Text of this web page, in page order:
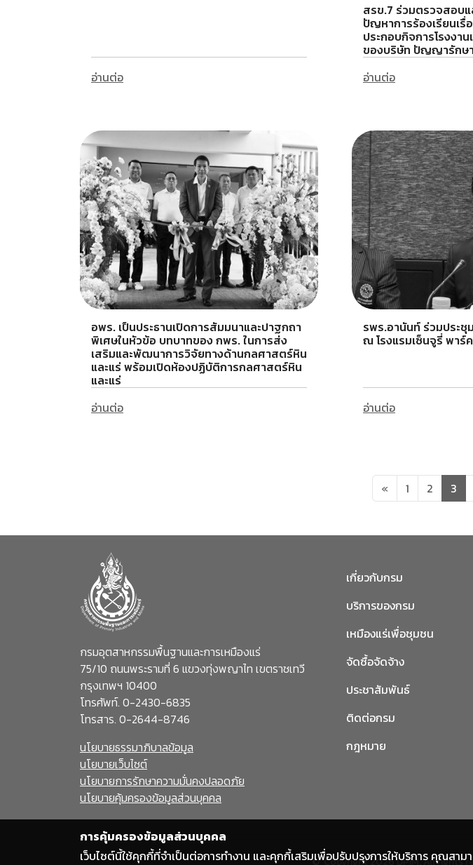
อ่านต่อ
สรข.7 ร่วมตรวจสอบ
ปัญหาการร้องเรียนเรื่
ประกอบกิจการโรงงา
ของบริษัท ปัญญารักษ
อ่านต่อ
อพร. เป็นประธานเปิดการสัมมนาและปาฐกถา
พิเศษในหัวข้อ บทบาทของ กพร. ในการส่ง
เสริมและพัฒนาการวิจัยทางด้านกลศาสตร์หิน
และแร่ พร้อมเปิดห้องปฏิบัติการกลศาสตร์หิน
และแร่
อ่านต่อ
รพร.อานันท์ ร่วมประ
ณ โรงแรมเซ็นจูรี่ พาร์
อ่านต่อ
« 1 2 3
กรมอุตสาหกรรมพื้นฐานและการเหมืองแร่
75/10 ถนนพระรามที่ 6 แขวงทุ่งพญาไท เขตราชเทวี
กรุงเทพฯ 10400
โทรศัพท์. 0-2430-6835
โทรสาร. 0-2644-8746
นโยบายธรรมาภิบาลข้อมูล
นโยบายเว็บไซต์
นโยบายการรักษาความมั่นคงปลอดภัย
นโยบายคุ้มครองข้อมูลส่วนบุคคล
เกี่ยวกับกรม
บริการของกรม
เหมืองแร่เพื่อชุมชน
จัดซื้อจัดจ้าง
ประชาสัมพันธ์
ติดต่อกรม
กฎหมาย
© Copyright 2026 DPIM. All rights
การคุ้มครองข้อมูลส่วนบุคคล
เว็บไซต์นี้ใช้คุกกี้ที่จำเป็นต่อการทำงาน และคุกกี้เสริมเพื่อปรับปรุงการให้บริการ คุณสา